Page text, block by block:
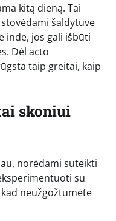
kitą dieną. Tai
šaldytuve
inde, jos gali išbūti
Dėl acto
taip greitai, kaip
skoniui
norėdami suteikti
su
neužgožtumėte